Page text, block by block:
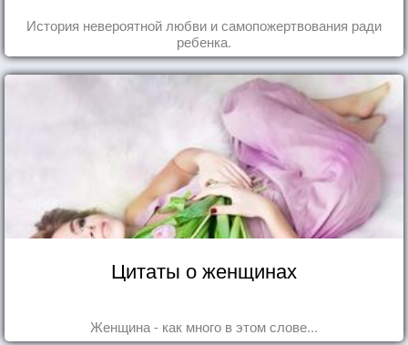
История невероятной любви и самопожертвования ради
ребенка.
Цитаты о женщинах
Женщина - как много в этом слове...